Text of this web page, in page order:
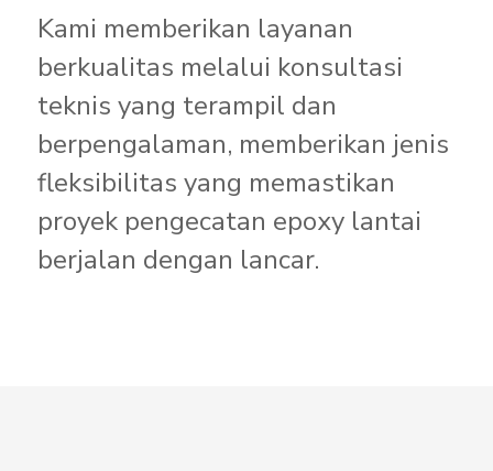
Kami memberikan layanan
berkualitas melalui konsultasi
teknis yang terampil dan
berpengalaman, memberikan jenis
fleksibilitas yang memastikan
proyek pengecatan epoxy lantai
berjalan dengan lancar.